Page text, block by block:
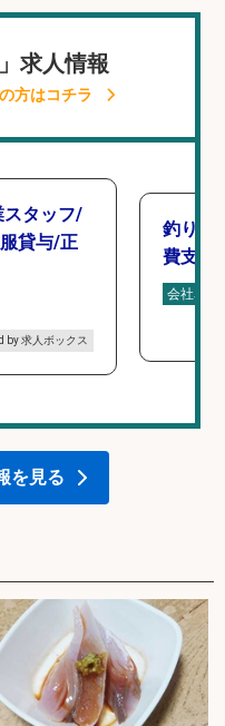
求人情報
方はコチラ
スタッフ/
貸与/正
by 求人ボックス
釣り具
費支給
会社名
を見る